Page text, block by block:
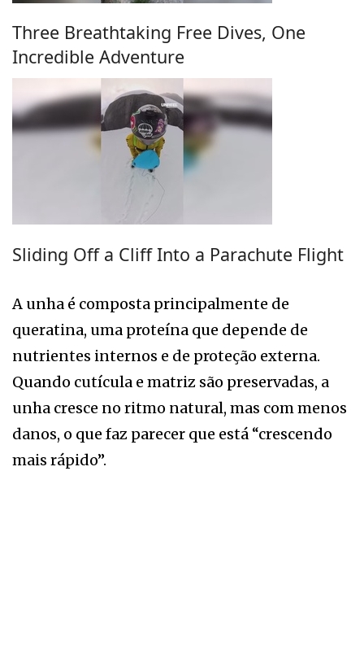
Three Breathtaking Free Dives, One
Incredible Adventure
Sliding Off a Cliff Into a Parachute Flight
A unha é composta principalmente de
queratina, uma proteína que depende de
nutrientes internos e de proteção externa.
Quando cutícula e matriz são preservadas, a
unha cresce no ritmo natural, mas com menos
danos, o que faz parecer que está “crescendo
mais rápido”.